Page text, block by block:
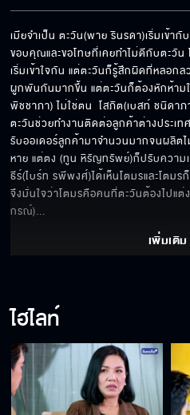
เธอจับก้นฉั
จับตูดฉัน แ
หยุดมโนได้
หยุดมโน ห้อ
เมียจำเป็น ตะวัน(พาย รินรดา)เริ่มเข้า
ขอบคุณและขอโทษที่เคยทำไม่ดีกับตะวั
เริ่มเข้าใจกัน แต่ตะวันก็รู้สึกผิดที่หลอก
ผูกพันกันมากขึ้น แต่ตะวันก็ต้องหักห้าม
พิชชาภา) ไม่ใช่ตน  โสภิต(เบสท์ ชนิดาภ
ตะวันช่วยทำงานติดต่อลูกค้าต่างประเท
รับออเดอร์ลูกค้ามาจำนวนมากจนผลิต
หาย แต่ตง (ทูน หิรัญทรัพย์)ก็ปรับความ
ธีร์(ไบร์ท รพีพงศ์)ได้เห็นโตมรและโตมร
จึงมั่นใจว่าโตมรคือคนที่ตะวันต้องไปแ
กรณ์)...
เพิ่มเติม
ไฮไลท์